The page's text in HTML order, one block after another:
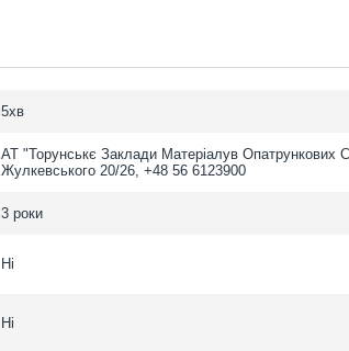
5хв
АТ "Торунськє Заклади Матеріалув
Жулкевського 20/26, +48 56 6123900
3 роки
Ні
Ні